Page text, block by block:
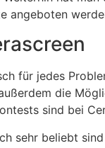
angeboten
für jedes
die
sind bei
sehr beliebt